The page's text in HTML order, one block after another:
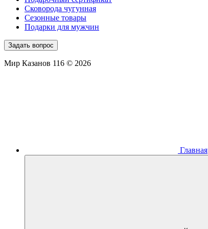
Сковорода чугунная
Сезонные товары
Подарки для мужчин
Задать вопрос
Мир Казанов 116 © 2026
Главная